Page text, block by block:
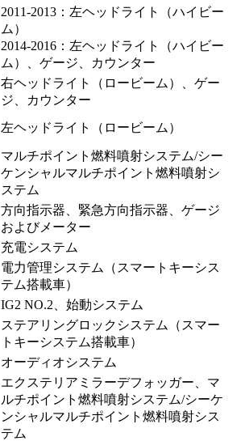
2011-2013：左ヘッドライト（ハイビー
ム）
2014-2016：左ヘッドライト（ハイビー
ム）、ゲージ、カウンター
右ヘッドライト（ロービーム）、ゲー
ジ、カウンター
左ヘッドライト（ロービーム）
マルチポイント燃料噴射システム/シー
ケンシャルマルチポイント燃料噴射シ
ステム
方向指示器、緊急方向指示器、ゲージ
およびメーター
充電システム
電力管理システム（スマートキーシス
テム搭載車）
IG2 NO.2、始動システム
ステアリングロックシステム（スマー
トキーシステム搭載車）
オーディオシステム
エクステリアミラーデフォッガー、マ
ルチポイント燃料噴射システム/シーケ
ンシャルマルチポイント燃料噴射シス
テム